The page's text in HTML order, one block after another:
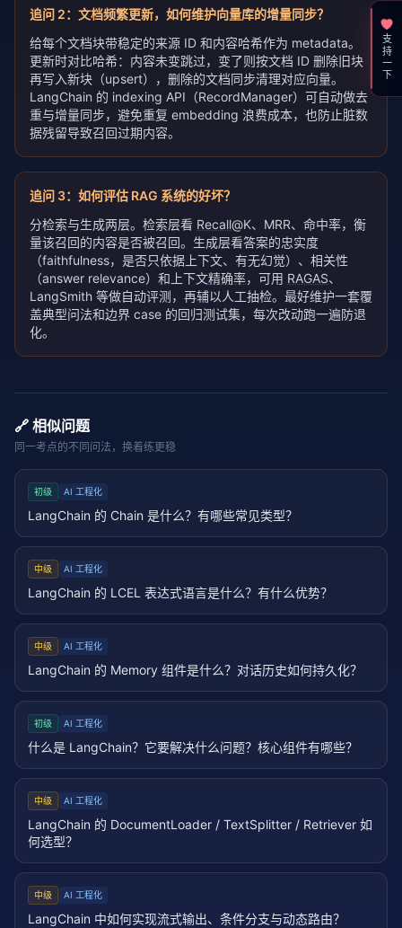
追问 2： 文档频繁更新，如何维护向量库的增量同步？
给每个文档块带稳定的来源 ID 和内容哈希作为 metadata。
更新时对比哈希：内容未变跳过，变了则按文档 ID 删除旧块
再写入新块（upsert），删除的文档同步清理对应向量。
LangChain 的 indexing API（RecordManager）可自动做去
重与增量同步，避免重复 embedding 浪费成本，也防止脏数
据残留导致召回过期内容。
追问 3： 如何评估 RAG 系统的好坏？
分检索与生成两层。检索层看 Recall@K、MRR、命中率，衡
量该召回的内容是否被召回。生成层看答案的忠实度
（faithfulness，是否只依据上下文、有无幻觉）、相关性
（answer relevance）和上下文精确率，可用 RAGAS、
LangSmith 等做自动评测，再辅以人工抽检。最好维护一套覆
盖典型问法和边界 case 的回归测试集，每次改动跑一遍防退
化。
🔗 相似问题
同一考点的不同问法，换着练更稳
初级 AI 工程化
LangChain 的 Chain 是什么？有哪些常见类型？
中级 AI 工程化
LangChain 的 LCEL 表达式语言是什么？有什么优势？
中级 AI 工程化
LangChain 的 Memory 组件是什么？对话历史如何持久化？
初级 AI 工程化
什么是 LangChain？它要解决什么问题？核心组件有哪些？
中级 AI 工程化
LangChain 的 DocumentLoader / TextSplitter / Retriever 如
何选型？
中级 AI 工程化
LangChain 中如何实现流式输出、条件分支与动态路由？
支持一下